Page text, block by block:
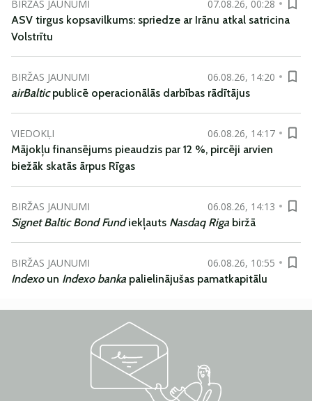
BIRŽAS JAUNUMI
07.08.26, 00:28
ASV tirgus kopsavilkums: spriedze ar Irānu atkal satricina
Volstrītu
BIRŽAS JAUNUMI
06.08.26, 14:20
airBalticpublicē operacionālās darbības rādītājus
VIEDOKĻI
06.08.26, 14:17
Mājokļu finansējums pieaudzis par 12 %, pircēji arvien
biežāk skatās ārpus Rīgas
BIRŽAS JAUNUMI
06.08.26, 14:13
Signet Baltic Bond Fundiekļauts Nasdaq Riga biržā
BIRŽAS JAUNUMI
06.08.26, 10:55
Indexoun Indexo banka palielinājušas pamatkapitālu